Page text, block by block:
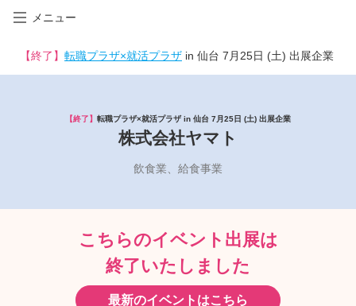
メニュー
【終了】 転職プラザ×就活プラザ in 仙台 7月25日 (土) 出展企業
【終了】 転職プラザ×就活プラザ in 仙台 7月25日 (土) 出展企業
株式会社ヤマト
飲食業、給食事業
こちらのイベント出展は
終了いたしました
最新のイベントはこちら